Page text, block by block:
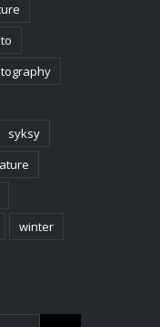
syksy
winter